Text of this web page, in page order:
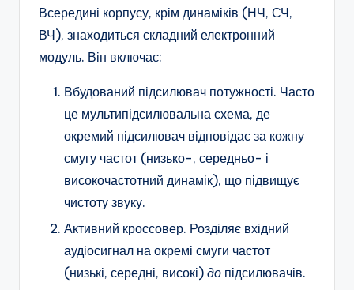
Всередині корпусу, крім динаміків (НЧ, СЧ,
ВЧ), знаходиться складний електронний
модуль. Він включає:
Вбудований підсилювач потужності. Часто
це мультипідсилювальна схема, де
окремий підсилювач відповідає за кожну
смугу частот (низько-, середньо- і
високочастотний динамік), що підвищує
чистоту звуку.
Активний кроссовер. Розділяє вхідний
аудіосигнал на окремі смуги частот
(низькі, середні, високі) до підсилювачів.